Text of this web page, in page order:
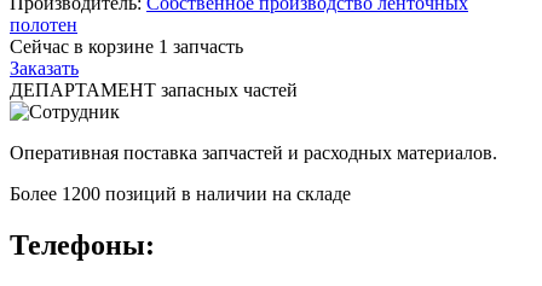
полотен
Сейчас в корзине 1 запчасть
Заказать
ДЕПАРТАМЕНТ запасных частей
Оперативная поставка запчастей и расходных материалов.
Более 1200 позиций в наличии на складе
Телефоны: